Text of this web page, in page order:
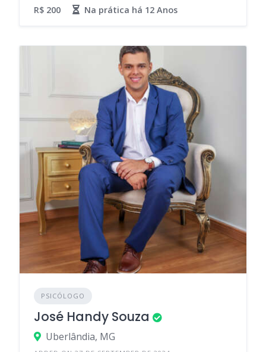
R$ 200 Na prática há 12 Anos
PSICÓLOGO
José Handy Souza
Uberlândia, MG